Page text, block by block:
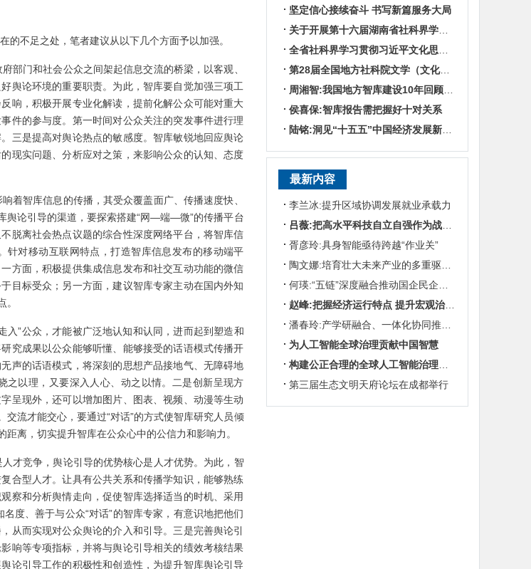
不足之处，笔者建议从以下几个方面予以加强。
部门和社会公众之间架起信息交流的桥梁，以客观、
舆论环境的重要职责。为此，智库要自觉加强三项工
响，积极开展专业化解读，提前化解公众可能对重大
件的参与度。第一时间对公众关注的突发事件进行理
三是提高对舆论热点的敏感度。智库敏锐地回应舆论
现实问题、分析应对之策，来影响公众的认知、态度
着智库信息的传播，其受众覆盖面广、传播速度快、
舆论引导的渠道，要探索搭建“网—端—微”的传播平台
脱离社会热点议题的综合性深度网络平台，将智库信
针对移动互联网特点，打造智库信息发布的移动端平
方面，积极提供集成信息发布和社交互动功能的微信
目标受众；另一方面，建议智库专家主动在国内外知
入”公众，才能被广泛地认知和认同，进而起到塑造和
究成果以公众能够听懂、能够接受的话语模式传播开
声的话语模式，将深刻的思想产品接地气、无障碍地
以理，又要深入人心、动之以情。二是创新呈现方
呈现外，还可以增加图片、图表、视频、动漫等生动
流才能交心，要通过“对话”的方式使智库研究人员倾
离，切实提升智库在公众心中的公信力和影响力。
才竞争，舆论引导的优势核心是人才优势。为此，智
合型人才。让具有公共关系和传播学知识，能够熟练
察和分析舆情走向，促使智库选择适当的时机、采用
度、善于与公众“对话”的智库专家，有意识地把他们
从而实现对公众舆论的介入和引导。三是完善舆论引
响等专项指标，并将与舆论引导相关的绩效考核结果
论引导工作的积极性和创造性，为提升智库舆论引导
坚定信心接续奋斗 书写新篇服务大局
关于开展第十六届湖南省社科界学术年会征文活动的通知
第28届全国地方社科院文学（文化）所所长联席会暨“数智时代地方文化IP建设”学术研讨
周湘智:我国地方智库建设10年回顾与展望
侯喜保:智库报告需把握好十对关系
陆铭:洞见“十五五”中国经济发展新趋势——对话上海交通大学中国发展研究院执行院长陆铭
最新内容
李兰冰:提升区域协调发展就业承载力
吕薇:把高水平科技自立自强作为战略支撑
胥彦玲:具身智能亟待跨越“作业关”
陶文娜:培育壮大未来产业的多重驱动机制
何瑛:“五链”深度融合推动国企民企协同发展
赵峰:把握经济运行特点 提升宏观治理效能
潘春玲:产学研融合、一体化协同推动农业科技创新
为人工智能全球治理贡献中国智慧
构建公正合理的全球人工智能治理体系
第三届生态文明天府论坛在成都举行